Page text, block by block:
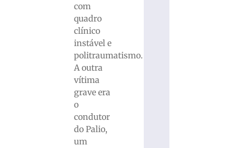
com
quadro
clínico
instável e
politraumatismo.
A outra
vítima
grave era
o
condutor
do Palio,
um